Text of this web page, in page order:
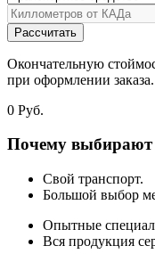
Рассчитать
Окончательную
при оформлении заказа.
0 Руб.
Почему выбирают
Свой транспорт.
Большой выбор
Опытные
Вся продукция